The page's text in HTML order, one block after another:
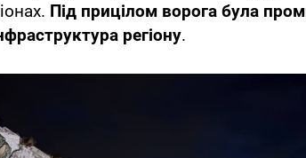
Під прицілом ворога була
регіону.